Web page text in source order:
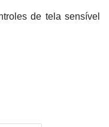
de tela sensível